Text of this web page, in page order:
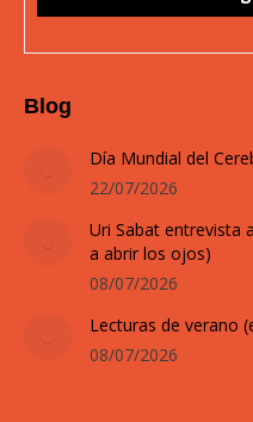
Blog
Día Mundial del
22/07/2026
Uri Sabat entrevista
a abrir los ojos)
08/07/2026
Lecturas de verano
08/07/2026